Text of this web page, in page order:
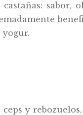
sabor,
yogur.
y